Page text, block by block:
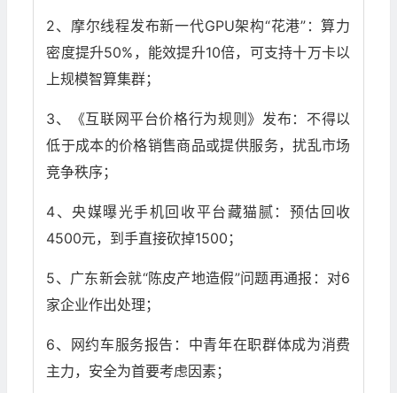
2、摩尔线程发布新一代GPU架构“花港”：算力
密度提升50%，能效提升10倍，可支持十万卡以
上规模智算集群；
3、《互联网平台价格行为规则》发布：不得以
低于成本的价格销售商品或提供服务，扰乱市场
竞争秩序；
4、央媒曝光手机回收平台藏猫腻：预估回收
4500元，到手直接砍掉1500；
5、广东新会就“陈皮产地造假”问题再通报：对6
家企业作出处理；
6、网约车服务报告：中青年在职群体成为消费
主力，安全为首要考虑因素；